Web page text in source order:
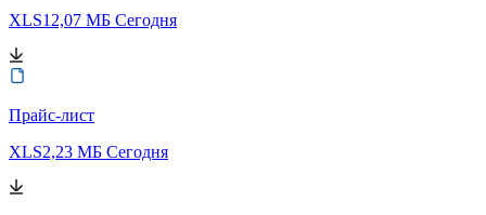
XLS12,07 МБ Сегодня
Прайс-лист
XLS2,23 МБ Сегодня